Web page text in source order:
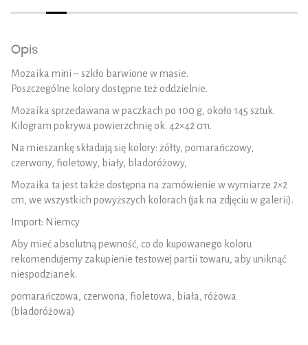
Opis
Mozaika mini – szkło barwione w masie.
Poszczególne kolory dostępne też oddzielnie.
Mozaika sprzedawana w paczkach po 100 g, około 145 sztuk.
Kilogram pokrywa powierzchnię ok. 42×42 cm.
Na mieszankę składają się kolory: żółty, pomarańczowy,
czerwony, fioletowy, biały, bladoróżowy,
Mozaika ta jest także dostępna na zamówienie w wymiarze 2×2
cm, we wszystkich powyższych kolorach (jak na zdjęciu w galerii).
Import: Niemcy
Aby mieć absolutną pewność, co do kupowanego koloru
rekomendujemy zakupienie testowej partii towaru, aby uniknąć
niespodzianek.
pomarańczowa, czerwona, fioletowa, biała, różowa
(bladoróżowa)